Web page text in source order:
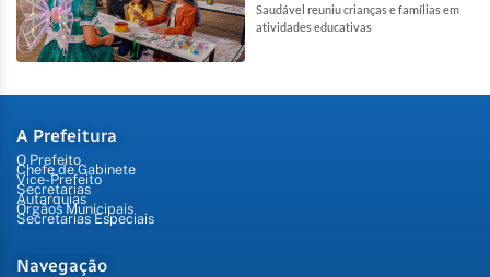
Saudável reuniu crianças e famílias em
atividades educativas
A Prefeitura
O Prefeito
Chefe de Gabinete
Vice-Prefeito
Secretarias
Autarquias
Órgãos Municipais
Secretarias Especiais
Navegação